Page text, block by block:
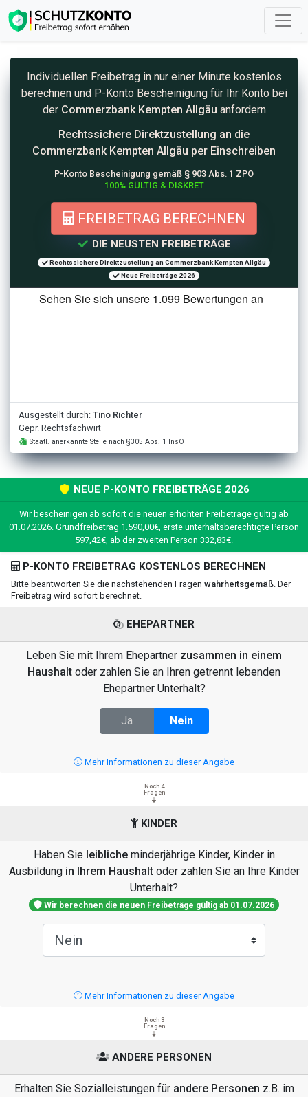
Individuellen Freibetrag in nur einer Minute kostenlos
berechnen und P-Konto Bescheinigung für Ihr Konto bei
der Commerzbank Kempten Allgäu anfordern
Rechtssichere Direktzustellung an die
Commerzbank Kempten Allgäu per Einschreiben
P-Konto Bescheinigung gemäß § 903 Abs. 1 ZPO
100% GÜLTIG & DISKRET
FREIBETRAG BERECHNEN
DIE NEUSTEN FREIBETRÄGE
Rechtssichere Direktzustellung an Commerzbank Kempten Allgäu
Neue Freibeträge 2026
Ausgestellt durch: Tino Richter
Gepr. Rechtsfachwirt
Staatl. anerkannte Stelle nach §305 Abs. 1 InsO
NEUE P-KONTO FREIBETRÄGE 2026
Wir bescheinigen ab sofort die neuen erhöhten Freibeträge gültig ab
01.07.2026. Grundfreibetrag 1.590,00€, erste unterhaltsberechtigte Person
597,42€, ab der zweiten Person 332,83€.
P-KONTO FREIBETRAG KOSTENLOS BERECHNEN
Bitte beantworten Sie die nachstehenden Fragen wahrheitsgemäß . Der
Freibetrag wird sofort berechnet.
EHEPARTNER
Leben Sie mit Ihrem Ehepartner zusammen in einem
Haushalt oder zahlen Sie an Ihren getrennt lebenden
Ehepartner Unterhalt?
Ja Nein
Mehr Informationen zu dieser Angabe
Noch 4
Fragen
KINDER
Haben Sie leiblicheminderjährige Kinder, Kinder in
Ausbildung in Ihrem Haushaltoder zahlen Sie an Ihre Kinder
Unterhalt?
Wir berechnen die neuen Freibeträge gültig ab 01.07.2026
Mehr Informationen zu dieser Angabe
Noch 3
Fragen
ANDERE PERSONEN
Erhalten Sie Sozialleistungen für andere Personen z.B. im